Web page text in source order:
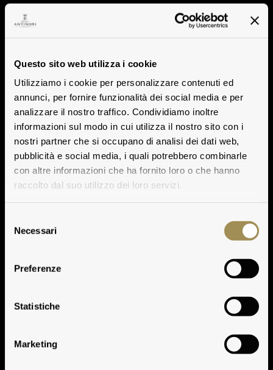
Questo sito web utilizza i cookie
Utilizziamo i cookie per personalizzare contenuti ed
annunci, per fornire funzionalità dei social media e per
analizzare il nostro traffico. Condividiamo inoltre
informazioni sul modo in cui utilizza il nostro sito con i
nostri partner che si occupano di analisi dei dati web,
pubblicità e social media, i quali potrebbero combinarle
con altre informazioni che ha fornito loro o che hanno
raccolto dal suo utilizzo dei loro servizi.
delNecessari
Preferenze
Statistiche
Marketing
Villa Antinori Chianti
Classico Riserva